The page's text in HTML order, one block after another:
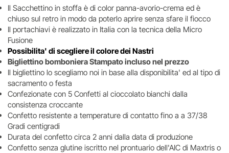
Il Sacchettino in stoffa è di color panna-avorio-crema ed è
chiuso sul retro in modo da poterlo aprire senza sfare il fiocco
Il portachiavi è realizzato in Italia con la tecnica della Micro
Fusione
Possibilita' di scegliere il colore dei Nastri
Bigliettino bomboniera Stampato incluso nel prezzo
Il bigliettino lo scegliamo noi in base alla disponibilita' ed al tipo di
sacramento o festa
Confezionate con 5 Confetti al cioccolato bianchi dalla
consistenza croccante
Confetto resistente a temperature di contatto fino a a 37/38
Gradi centigradi
Durata del confetto circa 2 anni dalla data di produzione
Confetto senza glutine iscritto nel prontuario dell'AIC di Maxtris o